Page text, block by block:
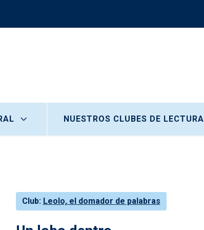
NUESTROS CLUBES DE LECTURA
Club Leolo, el domador de palabras